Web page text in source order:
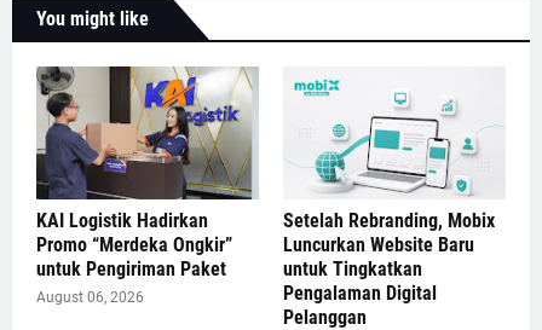
You might like
KAI Logistik Hadirkan
Promo “Merdeka Ongkir”
untuk Pengiriman Paket
August 06, 2026
Setelah Rebranding, Mobix
Luncurkan Website Baru
untuk Tingkatkan
Pengalaman Digital
Pelanggan